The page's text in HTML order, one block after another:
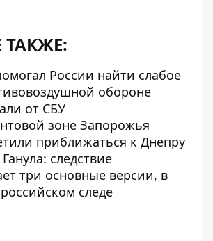
ТАКЖЕ:
России найти слабое
обороне
от СБУ
зоне Запорожья
приближаться к Днепру
следствие
три основные версии, в
следе